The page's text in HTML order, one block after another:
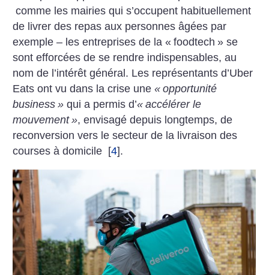
comme les mairies qui s’occupent habituellement
de livrer des repas aux personnes âgées par
exemple – les entreprises de la « foodtech » se
sont efforcées de se rendre indispensables, au
nom de l’intérêt général. Les représentants d’Uber
Eats ont vu dans la crise une« opportunité
business » qui a permis d’« accélérer le
mouvement », envisagé depuis longtemps, de
reconversion vers le secteur de la livraison des
courses à domicile [4].